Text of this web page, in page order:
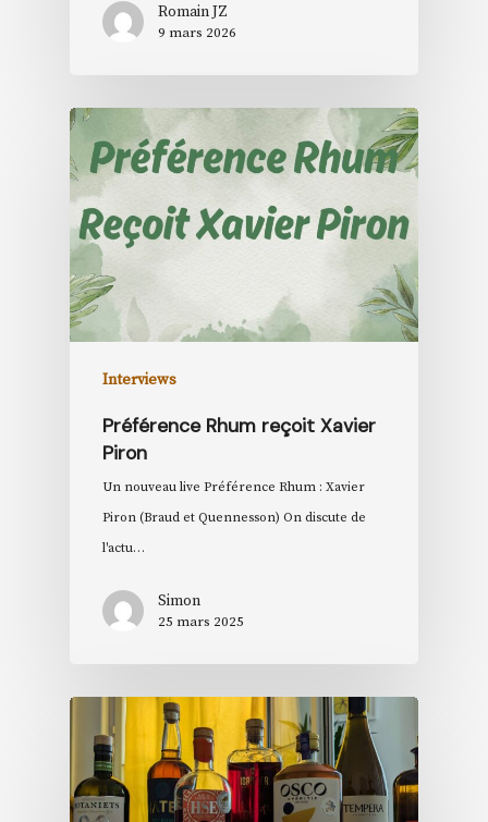
Romain JZ
9 mars 2026
Interviews
Préférence Rhum reçoit Xavier
Piron
Un nouveau live Préférence Rhum : Xavier
Piron (Braud et Quennesson) On discute de
l'actu…
Simon
25 mars 2025